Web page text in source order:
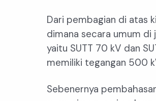
Dari pembagian di atas
dimana secara umum di
yaitu SUTT 70 kV dan
memiliki tegangan 500
Sebenernya